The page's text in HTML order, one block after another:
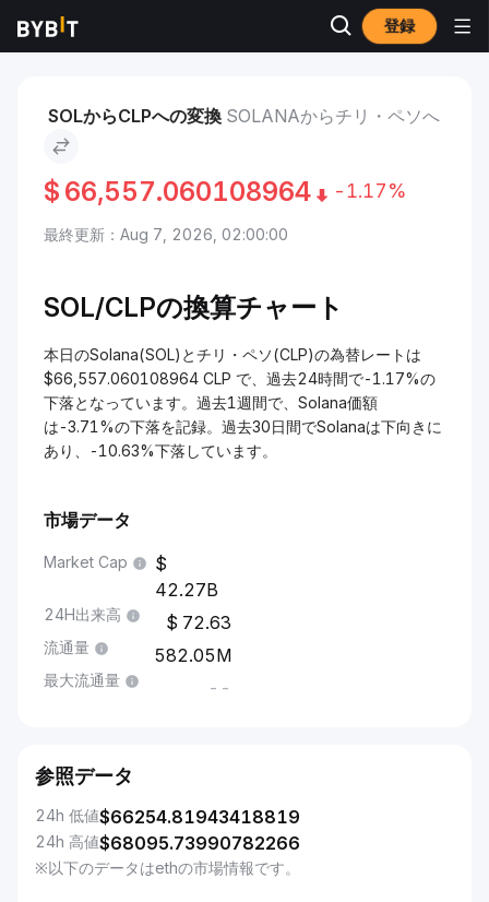
登録
市場 Solana 価格 SOL Solana to チリ・ペソ
SOLからCLPへの変換 SOLANAからチリ・ペソへ
$ 66,557.060108964 -1.17%
最終更新：Aug 7, 2026, 02:00:00
SOL/CLPの換算チャート
本日のSolana(SOL)とチリ・ペソ(CLP)の為替レートは
$66,557.060108964 CLP で、過去24時間で-1.17%の
下落となっています。過去1週間で、Solana価額
は-3.71%の下落を記録。過去30日間でSolanaは下向きに
あり、-10.63%下落しています。
市場データ
Market Cap
42.27B
24H出来高 72.63
流通量 582.05M
最大流通量 --
参照データ
24h 低値$66254.81943418819
24h 高値$68095.73990782266
※以下のデータはethの市場情報です。